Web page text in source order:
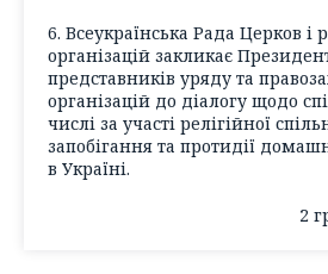
6. Всеукраїнська Рада Церков і
організацій закликає
представників уряду та
організацій до діалогу щодо
числі за участі релігійної
запобігання та протидії
в Україні.
2